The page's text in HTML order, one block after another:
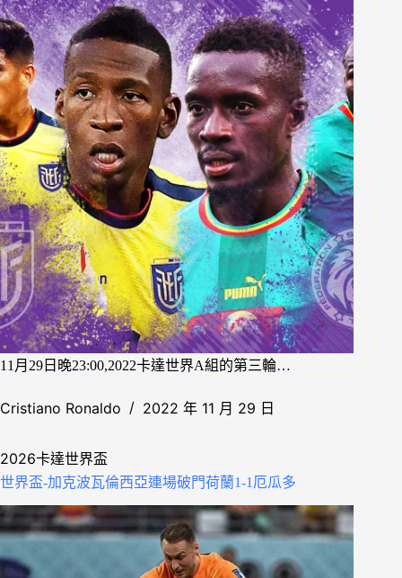
11月29日晚23:00,2022卡達世界A組的第三輪…
Cristiano Ronaldo 2022 年 11 月 29 日
2026卡達世界盃
世界盃-加克波瓦倫西亞連場破門荷蘭1-1厄瓜多